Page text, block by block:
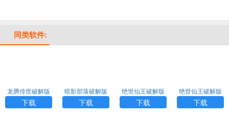
同类软件:
龙腾传世破解版
无限元宝下载
下载
暗影部落破解版
手游下载
下载
绝世仙王破解版
无限充值下载
下载
绝世仙王破解版
无限充值下载
下载